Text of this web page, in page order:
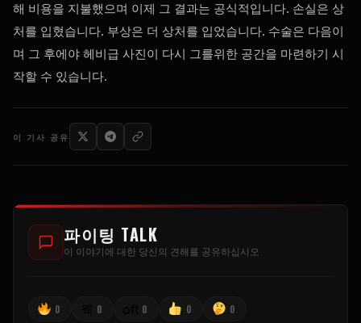
해 비용을 지불했으며 이제 그 결과는 공식적입니다. 손실은 상
처를 입혔습니다. 부상은 더 상처를 입었습니다. 수술은 다음이
며 그 후에야 헤비급 사진이 다시 그를위한 공간을 마련하기 시
작할 수 있습니다.
이 기사 공유
파이팅 TALK
이 이야기에 대한 당신의 견해를 공유하십시오
0 0 0 0 0